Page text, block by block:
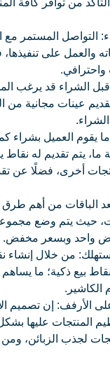
التواصل المستمر
والعمل على
قبل الشراء قد يرغب
عينات مجانية من
يقوم العميل
ما، يتم تقديم له نقاط
أخرى، فضلًا عن
من أهم طرق
حيث يتم وضع
واحد وبسعر مخفض.
من خلال إنشاء
بيع ذكية؛ ما
الكاشير.
الأرفف: إن تصميم
المنتجات عليها
لجذب الزبائن، ومن